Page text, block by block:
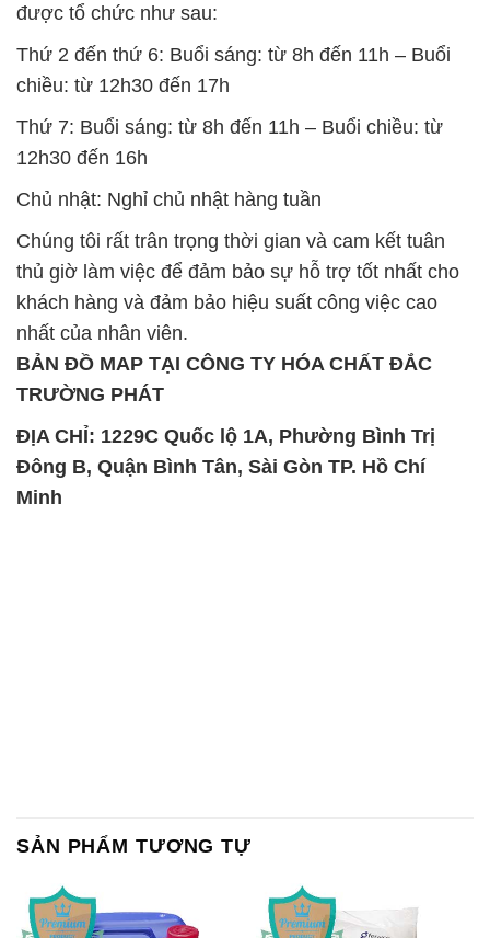
được tổ chức như sau:
Thứ 2 đến thứ 6: Buổi sáng: từ 8h đến 11h – Buổi
chiều: từ 12h30 đến 17h
Thứ 7: Buổi sáng: từ 8h đến 11h – Buổi chiều: từ
12h30 đến 16h
Chủ nhật: Nghỉ chủ nhật hàng tuần
Chúng tôi rất trân trọng thời gian và cam kết tuân
thủ giờ làm việc để đảm bảo sự hỗ trợ tốt nhất cho
khách hàng và đảm bảo hiệu suất công việc cao
nhất của nhân viên.
BẢN ĐỒ MAP TẠI CÔNG TY HÓA CHẤT ĐẮC
TRƯỜNG PHÁT
ĐỊA CHỈ: 1229C Quốc lộ 1A, Phường Bình Trị
Đông B, Quận Bình Tân, Sài Gòn TP. Hồ Chí
Minh
SẢN PHẨM TƯƠNG TỰ